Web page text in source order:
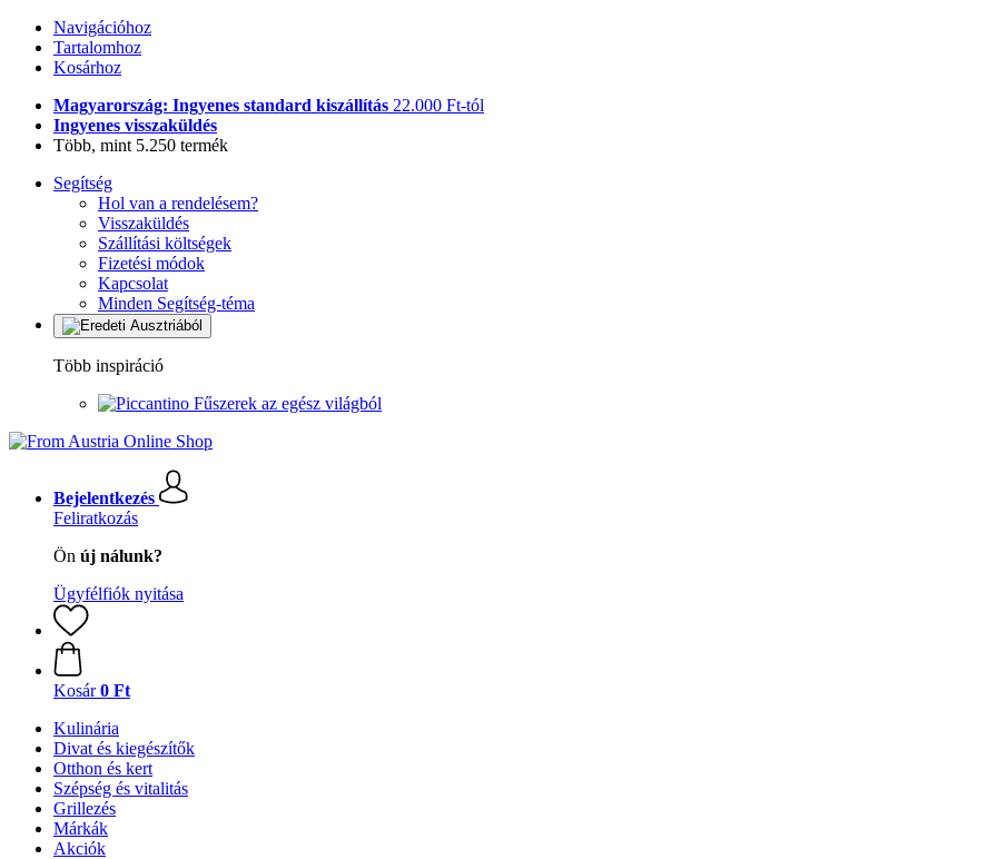
Navigációhoz
Tartalomhoz
Kosárhoz
Magyarország: Ingyenes standard kiszállítás 22.000 Ft-tól
Ingyenes visszaküldés
Több, mint 5.250 termék
Segítség
Hol van a rendelésem?
Visszaküldés
Szállítási költségek
Fizetési módok
Kapcsolat
Minden Segítség-téma
Több inspiráció
Fűszerek az egész világból
Bejelentkezés
Feliratkozás
Ön új nálunk?
Ügyfélfiók nyitása
Kosár 0 Ft
Kulinária
Divat és kiegészítők
Otthon és kert
Szépség és vitalitás
Grillezés
Márkák
Akciók